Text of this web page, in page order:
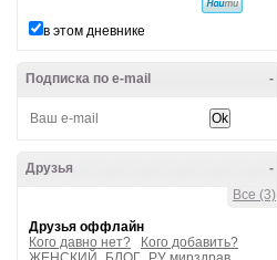
в этом дневнике
-
Подписка по e-mail
-
Друзья
Все (3)
Друзья оффлайн
Кого давно нет?
Кого добавить?